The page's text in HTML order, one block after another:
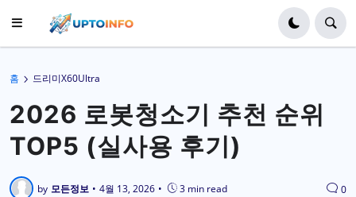
홈 드리미X60Ultra
2026 로봇청소기 추천 순위
TOP5 (실사용 후기)
by 모든정보 • 4월 13, 2026 • 3 min read 0